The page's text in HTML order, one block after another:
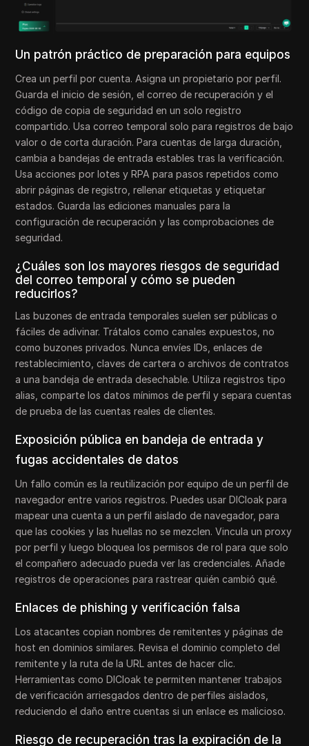
Un patrón práctico de preparación para equipos
Crea un perfil por cuenta. Asigna un propietario por perfil.
Guarda el inicio de sesión, el correo de recuperación y el
código de copia de seguridad en un solo registro
compartido. Usa correo temporal solo para registros de bajo
valor o de corta duración. Para cuentas de larga duración,
cambia a bandejas de entrada estables tras la verificación.
Usa acciones por lotes y RPA para pasos repetidos como
abrir páginas de registro, rellenar etiquetas y etiquetar
estados. Guarda las ediciones manuales para la
configuración de recuperación y las comprobaciones de
seguridad.
¿Cuáles son los mayores riesgos de seguridad
del correo temporal y cómo se pueden
reducirlos?
Las buzones de entrada temporales suelen ser públicas o
fáciles de adivinar. Trátalos como canales expuestos, no
como buzones privados. Nunca envíes IDs, enlaces de
restablecimiento, claves de cartera o archivos de contratos
a una bandeja de entrada desechable. Utiliza registros tipo
alias, comparte los datos mínimos de perfil y separa cuentas
de prueba de las cuentas reales de clientes.
Exposición pública en bandeja de entrada y
fugas accidentales de datos
Un fallo común es la reutilización por equipo de un perfil de
navegador entre varios registros. Puedes usar DICloak para
mapear una cuenta a un perfil aislado de navegador, para
que las cookies y las huellas no se mezclen. Vincula un proxy
por perfil y luego bloquea los permisos de rol para que solo
el compañero adecuado pueda ver las credenciales. Añade
registros de operaciones para rastrear quién cambió qué.
Enlaces de phishing y verificación falsa
Los atacantes copian nombres de remitentes y páginas de
host en dominios similares. Revisa el dominio completo del
remitente y la ruta de la URL antes de hacer clic.
Herramientas como DICloak te permiten mantener trabajos
de verificación arriesgados dentro de perfiles aislados,
reduciendo el daño entre cuentas si un enlace es malicioso.
Riesgo de recuperación tras la expiración de la